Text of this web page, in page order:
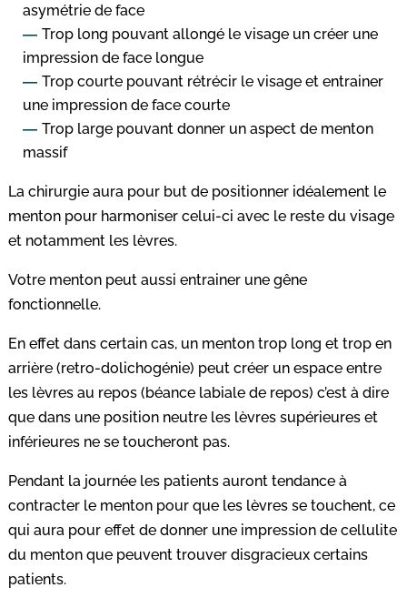
asymétrie de face
Trop long pouvant allongé le visage un créer une
impression de face longue
Trop courte pouvant rétrécir le visage et entrainer
une impression de face courte
Trop large pouvant donner un aspect de menton
massif
La chirurgie aura pour but de positionner idéalement le
menton pour harmoniser celui-ci avec le reste du visage
et notamment les lèvres.
Votre menton peut aussi entrainer une gêne
fonctionnelle.
En effet dans certain cas, un menton trop long et trop en
arrière (retro-dolichogénie) peut créer un espace entre
les lèvres au repos (béance labiale de repos) c’est à dire
que dans une position neutre les lèvres supérieures et
inférieures ne se toucheront pas.
Pendant la journée les patients auront tendance à
contracter le menton pour que les lèvres se touchent, ce
qui aura pour effet de donner une impression de cellulite
du menton que peuvent trouver disgracieux certains
patients.